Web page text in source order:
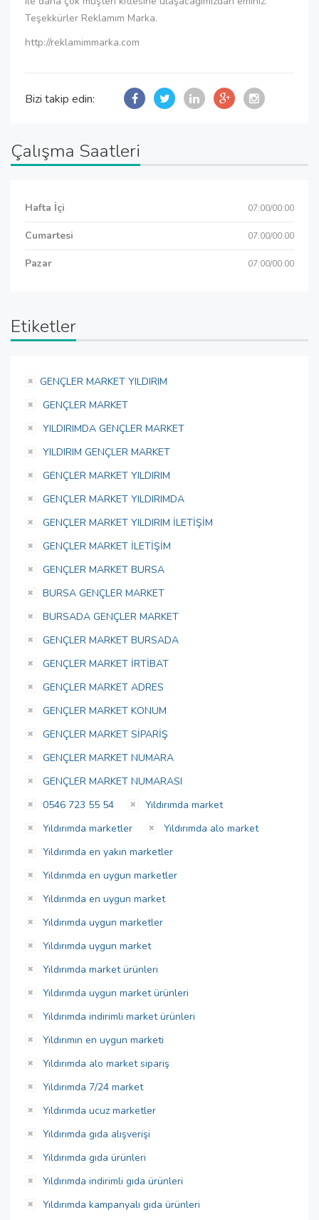
Teşekkürler Reklamım Marka.
http://reklamimmarka.com
Bizi takip edin:
Çalışma Saatleri
Hafta İçi 07:00/00:00
Cumartesi 07:00/00:00
Pazar 07:00/00:00
Etiketler
GENÇLER MARKET YILDIRIM
GENÇLER MARKET
YILDIRIMDA GENÇLER MARKET
YILDIRIM GENÇLER MARKET
GENÇLER MARKET YILDIRIM
GENÇLER MARKET YILDIRIMDA
GENÇLER MARKET YILDIRIM İLETİŞİM
GENÇLER MARKET İLETİŞİM
GENÇLER MARKET BURSA
BURSA GENÇLER MARKET
BURSADA GENÇLER MARKET
GENÇLER MARKET BURSADA
GENÇLER MARKET İRTİBAT
GENÇLER MARKET ADRES
GENÇLER MARKET KONUM
GENÇLER MARKET SİPARİŞ
GENÇLER MARKET NUMARA
GENÇLER MARKET NUMARASI
0546 723 55 54
Yıldırımda market
Yıldırımda marketler
Yıldırımda alo market
Yıldırımda en yakın marketler
Yıldırımda en uygun marketler
Yıldırımda en uygun market
Yıldırımda uygun marketler
Yıldırımda uygun market
Yıldırımda market ürünleri
Yıldırımda uygun market ürünleri
Yıldırımda indirimli market ürünleri
Yıldırımın en uygun marketi
Yıldırımda alo market sipariş
Yıldırımda 7/24 market
Yıldırımda ucuz marketler
Yıldırımda gıda alışverişi
Yıldırımda gıda ürünleri
Yıldırımda indirimli gıda ürünleri
Yıldırımda kampanyalı gıda ürünleri